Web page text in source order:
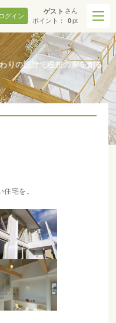
ゲスト さん
ポイント：
0pt
ログイン
りの設計で理想の家を創る
宅を。